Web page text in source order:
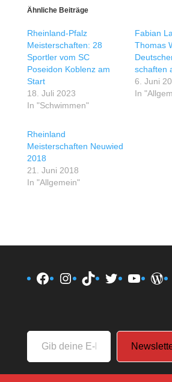
Ähnliche Beiträge
Rheinland-Pfalz
Meisterschaften: 28
Sportler vom SC
Poseidon Koblenz am
Start
18. Juli 2023
In "Schwimmen"
Fabian
Thomas
schaften
6. Juni
In
Rheinland
Meisterschaften Neuwied
2018
21. Juni 2018
In "Allgemein"
Facebook
Instagram
TikTokTwitter
deine
E-